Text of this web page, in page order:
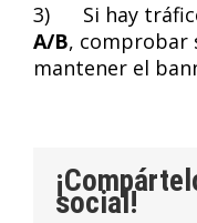
3) Si hay
A/B, comprobar
mantener el
social!